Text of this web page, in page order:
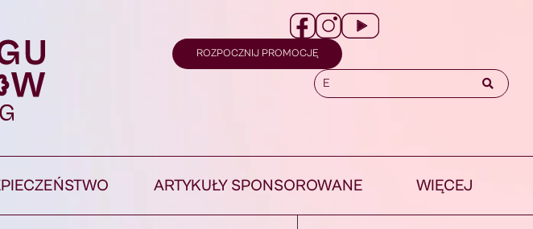
ROZPOCZNIJ PROMOCJĘ
ARTYKUŁY SPONSOROWANE WIĘCEJ